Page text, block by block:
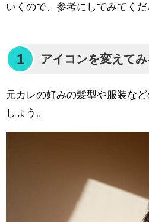
いくので、参考にしてみてくだ
1 アイコンを変えてみ
元カレの好みの髪型や服装な
しょう。